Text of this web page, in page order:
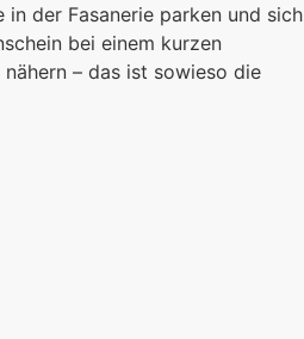
in der Fasanerie parken und sich
bei einem kurzen
– das ist sowieso die